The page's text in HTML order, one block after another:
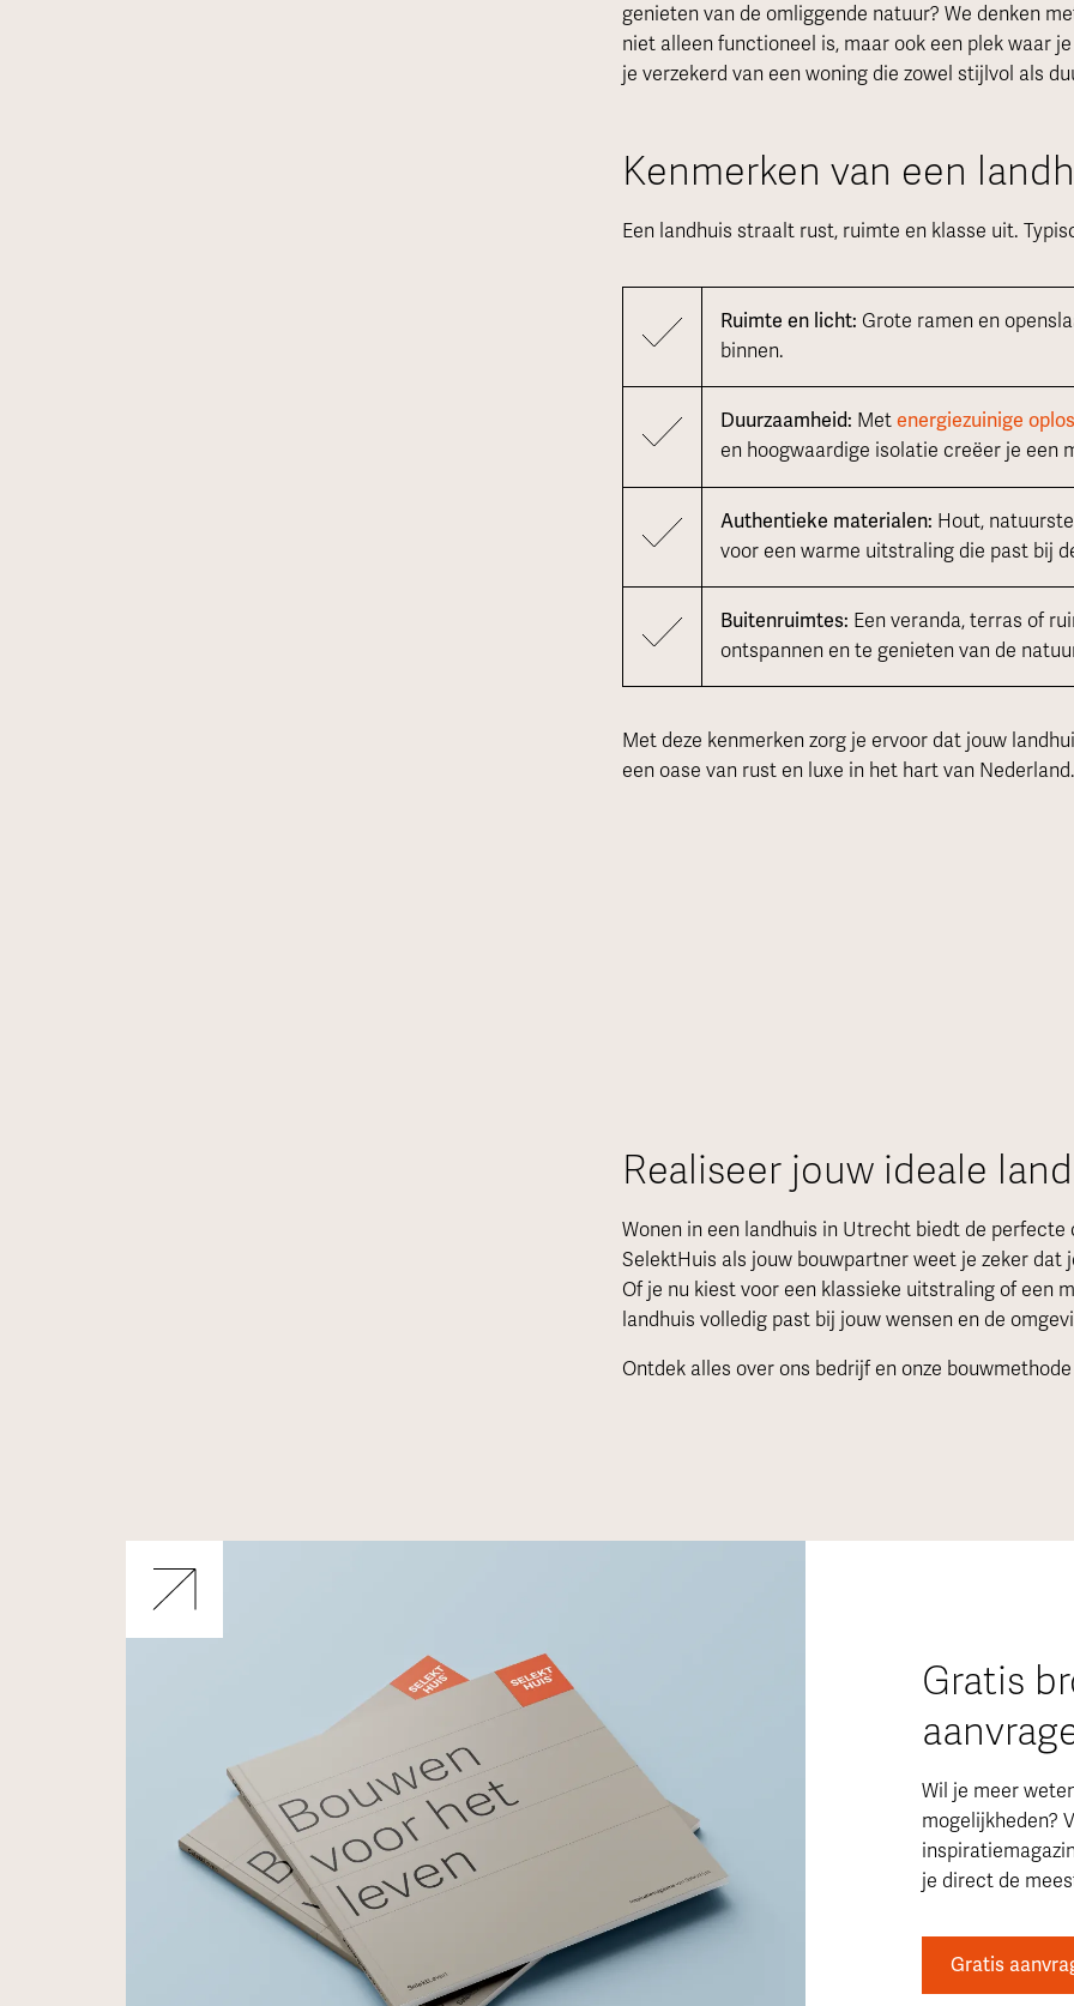
genieten van de omliggende natuur? We denken
niet alleen functioneel is, maar ook een plek waar
je verzekerd van een woning die zowel stijlvol als
Kenmerken van een
Een landhuis straalt rust, ruimte en klasse uit.
Ruimte en licht: Grote ramen en
binnen.
Duurzaamheid: Met energiezuinige
en hoogwaardige isolatie creëer je een
Authentieke materialen: Hout,
voor een warme uitstraling die past bij
Buitenruimtes: Een veranda, terras of
ontspannen en te genieten van de
Met deze kenmerken zorg je ervoor dat jouw
een oase van rust en luxe in het hart van Nederland.
Realiseer jouw ideale
Wonen in een landhuis in Utrecht biedt de
SelektHuis als jouw bouwpartner weet je zeker
Of je nu kiest voor een klassieke uitstraling of een
landhuis volledig past bij jouw wensen en de
Ontdek alles over ons bedrijf en onze
Gratis
Wil je meer
mogelijkheden?
je direct de
Gratis